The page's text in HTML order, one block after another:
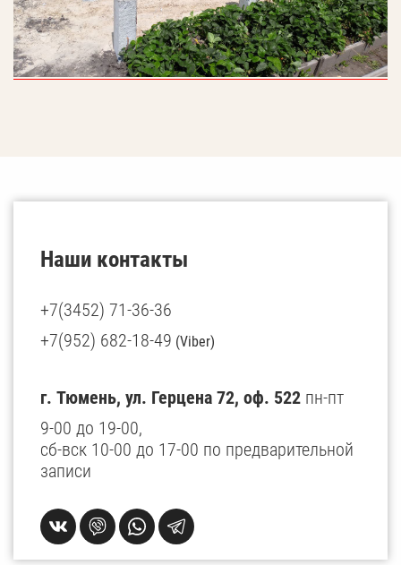
Наши контакты
+7(3452) 71-36-36
+7(952) 682-18-49 (Viber)
г. Тюмень, ул. Герцена 72, оф. 522 пн-пт
9-00 до 19-00,
сб-вск 10-00 до 17-00 по предварительной
записи